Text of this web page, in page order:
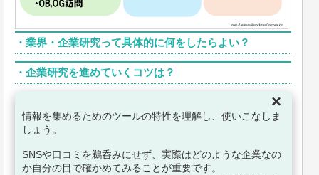
・ 業界・企業研究って具体的に何をしたらよい？
・ 企業研究を進めていくコツは？
×
情報を集めるためのツールの特性を理解し、使いこなしま
しょう。
SNSや口コミを鵜呑みにせず、実際はどのような企業なの
か自分の目で確かめてみることが重要です。